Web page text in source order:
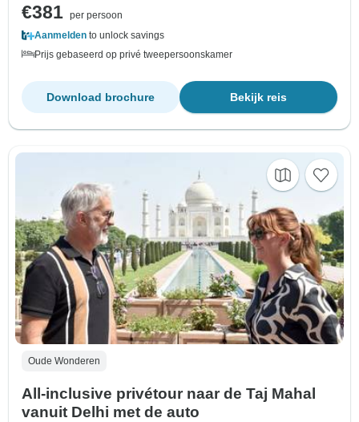
€381 per persoon
Aanmelden to unlock savings
Prijs gebaseerd op privé tweepersoonskamer
Bekijk reis
Download brochure
Oude Wonderen
All-inclusive privétour naar de Taj Mahal
vanuit Delhi met de auto